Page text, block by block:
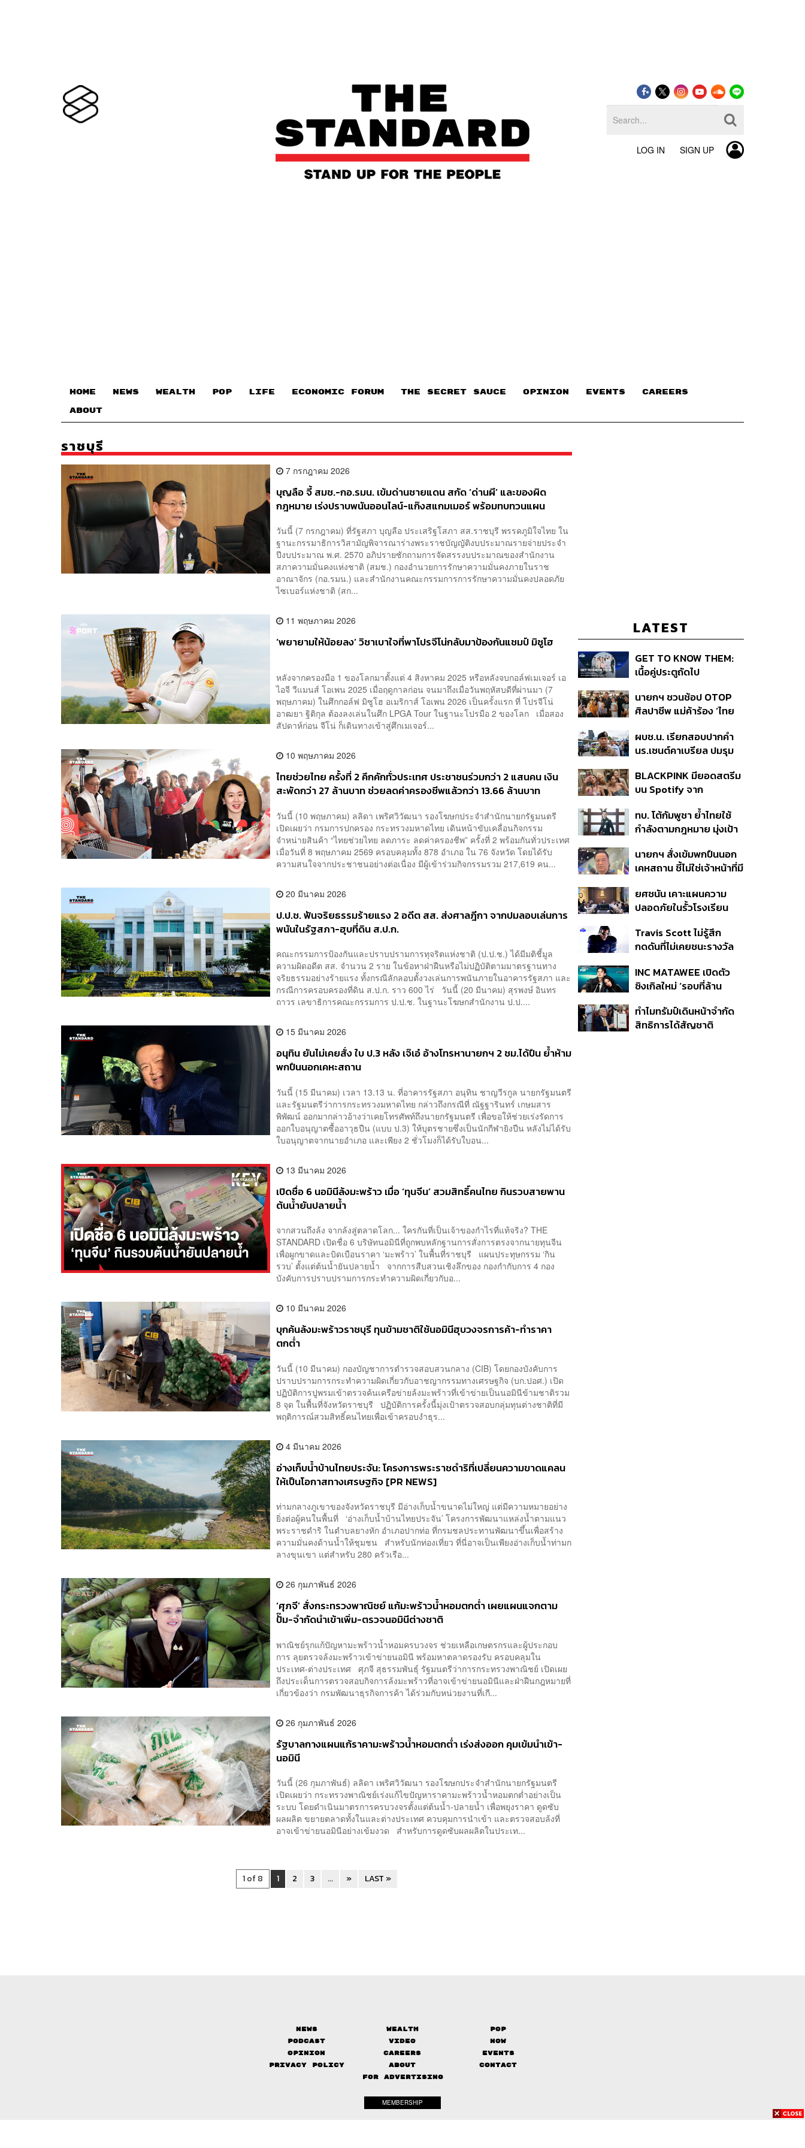
LOG IN SIGN UP
HOME NEWS WEALTH POP LIFE ECONOMIC FORUM THE SECRET SAUCE​ OPINION EVENTS CAREERS
ABOUT
ราชบุรี
7 กรกฎาคม 2026
บุญลือ จี้ สมช.-กอ.รมน. เข้มด่านชายแดน สกัด ‘ด่านผี’ และของผิด
กฎหมาย เร่งปราบพนันออนไลน์-แก๊งสแกมเมอร์ พร้อมทบทวนแผน
วันนี้ (7 กรกฎาคม) ที่รัฐสภา บุญลือ ประเสริฐโสภา สส.ราชบุรี พรรคภูมิใจไทย ใน
ฐานะกรรมาธิการวิสามัญพิจารณาร่างพระราชบัญญัติงบประมาณรายจ่ายประจำ
ปีงบประมาณ พ.ศ. 2570 อภิปรายซักถามการจัดสรรงบประมาณของสำนักงาน
สภาความมั่นคงแห่งชาติ (สมช.) กองอำนวยการรักษาความมั่นคงภายในราช
อาณาจักร (กอ.รมน.) และสำนักงานคณะกรรมการการรักษาความมั่นคงปลอดภัย
ไซเบอร์แห่งชาติ (สก...
11 พฤษภาคม 2026
‘พยายามให้น้อยลง’ วิชาเบาใจที่พาโปรจีโน่กลับมาป้องกันแชมป์ มิซูโฮ
หลังจากครองมือ 1 ของโลกมาตั้งแต่ 4 สิงหาคม 2025 หรือหลังจบกอล์ฟเมเจอร์ เอ
ไอจี วีแมนส์ โอเพน 2025 เมื่อฤดูกาลก่อน จนมาถึงเมื่อวันพฤหัสบดีที่ผ่านมา (7
พฤษภาคม) ในศึกกอล์ฟ มิซูโฮ อเมริกาส์ โอเพน 2026 เป็นครั้งแรก ที่ โปรจีโน่
อาฒยา ฐิติกุล ต้องลงเล่นในศึก LPGA Tour ในฐานะโปรมือ 2 ของโลก เมื่อสอง
สัปดาห์ก่อน จีโน่ ก็เดินทางเข้าสู่ศึกเมเจอร์...
10 พฤษภาคม 2026
ไทยช่วยไทย ครั้งที่ 2 คึกคักทั่วประเทศ ประชาชนร่วมกว่า 2 แสนคน เงิน
สะพัดกว่า 27 ล้านบาท ช่วยลดค่าครองชีพแล้วกว่า 13.66 ล้านบาท
วันนี้ (10 พฤษภาคม) ลลิดา เพริศวิวัฒนา รองโฆษกประจำสำนักนายกรัฐมนตรี
เปิดเผยว่า กรมการปกครอง กระทรวงมหาดไทย เดินหน้าขับเคลื่อนกิจกรรม
จำหน่ายสินค้า “ไทยช่วยไทย ลดภาระ ลดค่าครองชีพ” ครั้งที่ 2 พร้อมกันทั่วประเทศ
เมื่อวันที่ 8 พฤษภาคม 2569 ครอบคลุมทั้ง 878 อำเภอ ใน 76 จังหวัด โดยได้รับ
ความสนใจจากประชาชนอย่างต่อเนื่อง มีผู้เข้าร่วมกิจกรรมรวม 217,619 คน...
20 มีนาคม 2026
ป.ป.ช. ฟันจริยธรรมร้ายแรง 2 อดีต สส. ส่งศาลฎีกา จากปมลอบเล่นการ
พนันในรัฐสภา-ฮุบที่ดิน ส.ป.ก.
คณะกรรมการป้องกันและปราบปรามการทุจริตแห่งชาติ (ป.ป.ช.) ได้มีมติชี้มูล
ความผิดอดีต สส. จำนวน 2 ราย ในข้อหาฝ่าฝืนหรือไม่ปฏิบัติตามมาตรฐานทาง
จริยธรรมอย่างร้ายแรง ทั้งกรณีลักลอบตั้งวงเล่นการพนันภายในอาคารรัฐสภา และ
กรณีการครอบครองที่ดิน ส.ป.ก. ราว 600 ไร่ วันนี้ (20 มีนาคม) สุรพงษ์ อินทร
ถาวร เลขาธิการคณะกรรมการ ป.ป.ช. ในฐานะโฆษกสำนักงาน ป.ป....
15 มีนาคม 2026
อนุทิน ยันไม่เคยสั่ง ใบ ป.3 หลัง เจ๊เอ๋ อ้างโทรหานายกฯ 2 ชม.ได้ปืน ย้ำห้าม
พกปืนนอกเคหะสถาน
วันนี้ (15 มีนาคม) เวลา 13.13 น. ที่อาคารรัฐสภา อนุทิน ชาญวีรกูล นายกรัฐมนตรี
และรัฐมนตรีว่าการกระทรวงมหาดไทย กล่าวถึงกรณีที่ ณัฐฐารินทร์ เกษมสาร
พิพัฒน์ ออกมากล่าวอ้างว่าเคยโทรศัพท์ถึงนายกรัฐมนตรี เพื่อขอให้ช่วยเร่งรัดการ
ออกใบอนุญาตซื้ออาวุธปืน (แบบ ป.3) ให้บุตรชายซึ่งเป็นนักกีฬายิงปืน หลังไม่ได้รับ
ใบอนุญาตจากนายอำเภอ และเพียง 2 ชั่วโมงก็ได้รับใบอน...
13 มีนาคม 2026
เปิดชื่อ 6 นอมินีล้งมะพร้าว เมื่อ ‘ทุนจีน’ สวมสิทธิ์คนไทย กินรวบสายพาน
ต้นน้ำยันปลายน้ำ
จากสวนถึงล้ง จากล้งสู่ตลาดโลก... ใครกันที่เป็นเจ้าของกำไรที่แท้จริง? THE
STANDARD เปิดชื่อ 6 บริษัทนอมินีที่ถูกพบหลักฐานการสั่งการตรงจากนายทุนจีน
เพื่อผูกขาดและบิดเบือนราคา ‘มะพร้าว’ ในพื้นที่ราชบุรี แผนประทุษกรรม ‘กิน
รวบ’ ตั้งแต่ต้นน้ำยันปลายน้ำ จากการสืบสวนเชิงลึกของ กองกำกับการ 4 กอง
บังคับการปราบปรามการกระทำความผิดเกี่ยวกับอ...
10 มีนาคม 2026
บุกค้นล้งมะพร้าวราชบุรี ทุนข้ามชาติใช้นอมินีฮุบวงจรการค้า-ทำราคา
ตกต่ำ
วันนี้ (10 มีนาคม) กองบัญชาการตำรวจสอบสวนกลาง (CIB) โดยกองบังคับการ
ปราบปรามการกระทำความผิดเกี่ยวกับอาชญากรรมทางเศรษฐกิจ (บก.ปอศ.) เปิด
ปฏิบัติการปูพรมเข้าตรวจค้นเครือข่ายล้งมะพร้าวที่เข้าข่ายเป็นนอมินีข้ามชาติรวม
8 จุด ในพื้นที่จังหวัดราชบุรี ปฏิบัติการครั้งนี้มุ่งเป้าตรวจสอบกลุ่มทุนต่างชาติที่มี
พฤติการณ์สวมสิทธิ์คนไทยเพื่อเข้าครอบงำธุร...
4 มีนาคม 2026
อ่างเก็บน้ำบ้านไทยประจัน: โครงการพระราชดำริที่เปลี่ยนความขาดแคลน
ให้เป็นโอกาสทางเศรษฐกิจ [PR NEWS]
ท่ามกลางภูเขาของจังหวัดราชบุรี มีอ่างเก็บน้ำขนาดไม่ใหญ่ แต่มีความหมายอย่าง
ยิ่งต่อผู้คนในพื้นที่ ‘อ่างเก็บน้ำบ้านไทยประจัน’ โครงการพัฒนาแหล่งน้ำตามแนว
พระราชดำริ ในตำบลยางหัก อำเภอปากท่อ ที่กรมชลประทานพัฒนาขึ้นเพื่อสร้าง
ความมั่นคงด้านน้ำให้ชุมชน สำหรับนักท่องเที่ยว ที่นี่อาจเป็นเพียงอ่างเก็บน้ำท่ามก
ลางขุนเขา แต่สำหรับ 280 ครัวเรือ...
26 กุมภาพันธ์ 2026
‘ศุภจี’ สั่งกระทรวงพาณิชย์ แก้มะพร้าวน้ำหอมตกต่ำ เผยแผนแจกตาม
ปั๊ม-จำกัดนำเข้าเพิ่ม-ตรวจนอมินีต่างชาติ
พาณิชย์รุกแก้ปัญหามะพร้าวน้ำหอมครบวงจร ช่วยเหลือเกษตรกรและผู้ประกอบ
การ ลุยตรวจล้งมะพร้าวเข้าข่ายนอมินี พร้อมหาตลาดรองรับ ครอบคลุมใน
ประเทศ-ต่างประเทศ ศุภจี สุธรรมพันธุ์ รัฐมนตรีว่าการกระทรวงพาณิชย์ เปิดเผย
ถึงประเด็นการตรวจสอบกิจการล้งมะพร้าวที่อาจเข้าข่ายนอมินีและฝ่าฝืนกฎหมายที่
เกี่ยวข้องว่า กรมพัฒนาธุรกิจการค้า ได้ร่วมกับหน่วยงานที่เกี...
26 กุมภาพันธ์ 2026
รัฐบาลกางแผนแก้ราคามะพร้าวน้ำหอมตกต่ำ เร่งส่งออก คุมเข้มนำเข้า-
นอมินี
วันนี้ (26 กุมภาพันธ์) ลลิดา เพริศวิวัฒนา รองโฆษกประจำสำนักนายกรัฐมนตรี
เปิดเผยว่า กระทรวงพาณิชย์เร่งแก้ไขปัญหาราคามะพร้าวน้ำหอมตกต่ำอย่างเป็น
ระบบ โดยดำเนินมาตรการครบวงจรตั้งแต่ต้นน้ำ-ปลายน้ำ เพื่อพยุงราคา ดูดซับ
ผลผลิต ขยายตลาดทั้งในและต่างประเทศ ควบคุมการนำเข้า และตรวจสอบล้งที่
อาจเข้าข่ายนอมินีอย่างเข้มงวด สำหรับการดูดซับผลผลิตในประเท...
1 of 8 1 2 3 ... » LAST »
LATEST
GET TO KNOW THEM:
เนื้อคู่ประตูถัดไป
นายกฯ ชวนช้อป OTOP
ศิลปาชีพ แม่ค้าร้อง ‘ไทย
ถามมีต่อไหม นายกฯ ตอบ
‘เดี๋ยวจะพยายาม’
ผบช.น. เรียกสอบปากคำ
นร.เซนต์คาเบรียล ปมรุม
ดำเนินคดีแล้ว
BLACKPINK มียอดสตรีม
บน Spotify จาก
ครั้ง ตลอด 10 ปีที่ผ่านมา
ทบ. โต้กัมพูชา ย้ำไทยใช้
กำลังตามกฎหมาย มุ่งเป้า
หายไทยไม่อาจลบด้วย
ข้อมูลบิดเบือน
นายกฯ สั่งเข้มพกปืนนอก
เคหสถาน ชี้ไม่ใช่เจ้าหน้าที่มี
ก่อเหตุ เจ้าของร่วมรับผิด
ยศชนัน เคาะแผนความ
ปลอดภัยในรั้วโรงเรียน
ดูแล-คุมเข้มคัดกรองสิ่ง
ผิดกฎหมาย
Travis Scott ไม่รู้สึก
กดดันที่ไม่เคยชนะรางวัล
แล้ว 10 ครั้ง
INC MATAWEE เปิดตัว
ซิงเกิลใหม่ ‘รอบที่ล้าน
มาแสดงในมิวสิกวิดีโอ
ทำไมทรัมป์เดินหน้าจำกัด
สิทธิการได้สัญชาติ
News Wealth
Pop
Podcast
Video
Now
Opinion
Careers
Events
Privacy Policy
About
Contact
FOR ADVERTISING
MEMBERSHIP